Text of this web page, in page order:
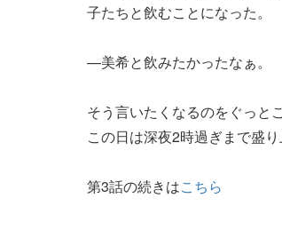
子たちと飲むことになった。
—美希と飲みたかったなぁ。
そう言いたくなるのをぐっと
この日は深夜2時過ぎまで盛り
第3話の続きはこちら